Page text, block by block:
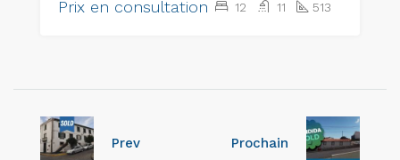
Prix en consultation 12 11 513
Prev Prochain